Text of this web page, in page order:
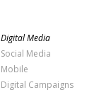
Digital Media
Social Media
Mobile
Digital Campaigns